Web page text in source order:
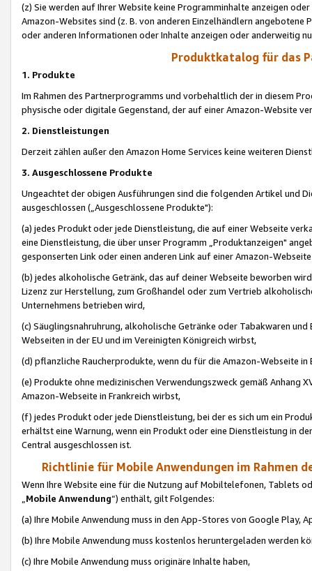
(z) Sie werden auf Ihrer Website keine Programminhalte anzeigen
Amazon-Websites sind (z. B. von anderen Einzelhändlern
oder anderen Informationen oder Inhalte anzeigen oder anderweitig
Produktkatalog für das
1. Produkte
Im Rahmen des Partnerprogramms und vorbehaltlich der in diesem
physische oder digitale Gegenstand, der auf einer Amazon-Website
2. Dienstleistungen
Derzeit zählen außer den Amazon Home Services keine weiteren
3. Ausgeschlossene Produkte
Ungeachtet der obigen Ausführungen sind die folgenden Artikel und
ausgeschlossen („Ausgeschlossene Produkte"):
(a) jedes Produkt oder jede Dienstleistung, die auf einer Webseite
eine Dienstleistung, die über unser Programm „Produktanzeigen"
gesponserten Link oder einen anderen Link auf einer Amazon-
(b) jedes alkoholische Getränk, das auf deiner Webseite beworben
Lizenz zur Herstellung, zum Großhandel oder zum Vertrieb
Unternehmens betrieben wird,
(c) Säuglingsnahruhrung, alkoholische Getränke oder Tabakwaren
Webseiten in der EU und im Vereinigten Königreich wirbst,
(d) pflanzliche Raucherprodukte, wenn du für die Amazon-Webseite in
(e) Produkte ohne medizinischen Verwendungszweck gemäß Anhang
Amazon-Webseite in Frankreich wirbst,
(f) jedes Produkt oder jede Dienstleistung, bei der es sich um ein
erhältst eine Warnung, wenn ein Produkt oder eine Dienstleistung in
Central ausgeschlossen ist.
Richtlinie für Mobile Anwendungen im Rahmen
Wenn Ihre Website eine für die Nutzung auf Mobiltelefonen, Tablets
„Mobile Anwendung“) enthält, gilt Folgendes:
(a) Ihre Mobile Anwendung muss in den App-Stores von Google Play,
(b) Ihre Mobile Anwendung muss kostenlos heruntergeladen werden
(c) Ihre Mobile Anwendung muss originäre Inhalte haben,